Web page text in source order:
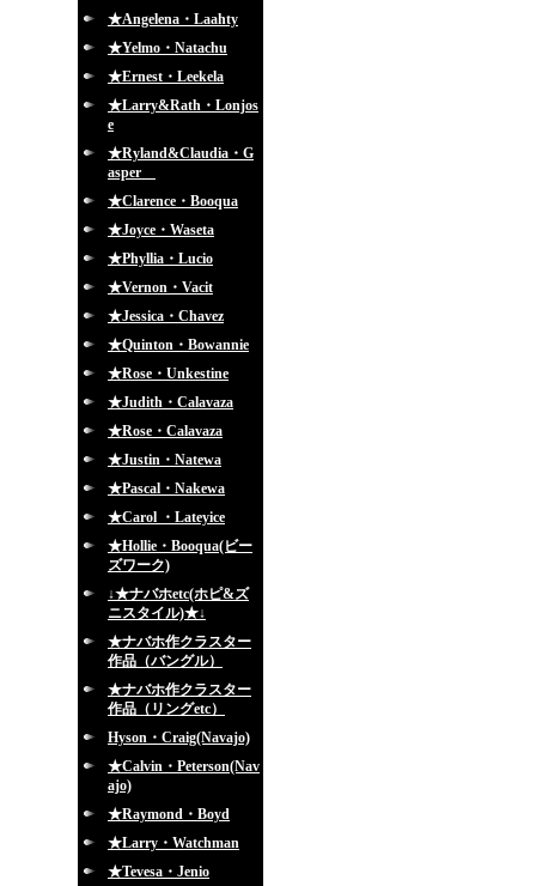
★Angelena・Laahty
★Yelmo・Natachu
★Ernest・Leekela
★Larry&Rath・Lonjos
e
★Ryland&Claudia・G
asper
★Clarence・Booqua
★Joyce・Waseta
★Phyllia・Lucio
★Vernon・Vacit
★Jessica・Chavez
★Quinton・Bowannie
★Rose・Unkestine
★Judith・Calavaza
★Rose・Calavaza
★Justin・Natewa
★Pascal・Nakewa
★Carol ・Lateyice
★Hollie・Booqua(ビー
ズワーク)
↓★ナバホetc(ホピ&ズ
ニスタイル)★↓
★ナバホ作クラスター
作品（バングル）
★ナバホ作クラスター
作品（リングetc）
Hyson・Craig(Navajo)
★Calvin・Peterson(Nav
ajo)
★Raymond・Boyd
★Larry・Watchman
★Tevesa・Jenio